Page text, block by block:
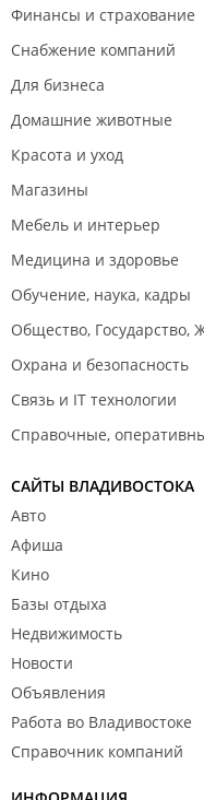
Финансы и страхование
Снабжение компаний
Для бизнеса
Домашние животные
Красота и уход
Магазины
Мебель и интерьер
Медицина и здоровье
Обучение, наука, кадры
Общество, Государство,
Охрана и безопасность
Связь и IT технологии
Справочные,
САЙТЫ ВЛАДИВОСТОКА
Авто
Афиша
Кино
Базы отдыха
Недвижимость
Новости
Объявления
Работа во Владивостоке
Справочник компаний